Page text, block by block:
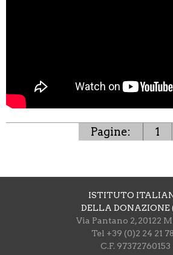
Pagine: 1
ISTITUTO
DELLA DONAZIONE
Via Pantano 2, 20122
Tel +39 (0)2 24 21
C.F. 97372760153